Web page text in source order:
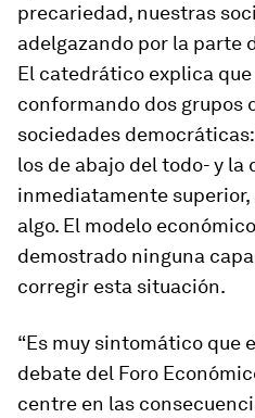
precariedad, nuestras
adelgazando por la parte
El catedrático explica
conformando dos grupos
sociedades
los de abajo del todo- y la
inmediatamente
algo. El modelo
demostrado ninguna
corregir esta situación.
“Es muy sintomático que
debate del Foro
centre en las